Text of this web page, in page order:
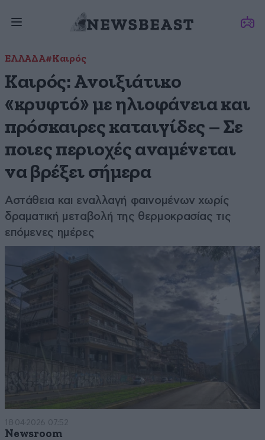
ΕΛΛΑΔΑ#Καιρός
Καιρός: Ανοιξιάτικο
«κρυφτό» με ηλιοφάνεια και
πρόσκαιρες καταιγίδες – Σε
ποιες περιοχές αναμένεται
να βρέξει σήμερα
Αστάθεια και εναλλαγή φαινομένων χωρίς
δραματική μεταβολή της θερμοκρασίας τις
επόμενες ημέρες
18·04·2026 07:52
Newsroom